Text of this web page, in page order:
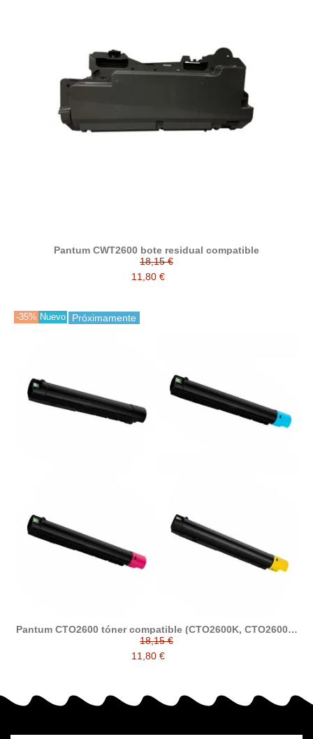
Pantum CWT2600 bote residual compatible
18,15 €
11,80 €
-35% Nuevo Próximamente
Pantum CTO2600 tóner compatible (CTO2600K, CTO2600C,
CTO2600M, CTO2600Y)
18,15 €
11,80 €